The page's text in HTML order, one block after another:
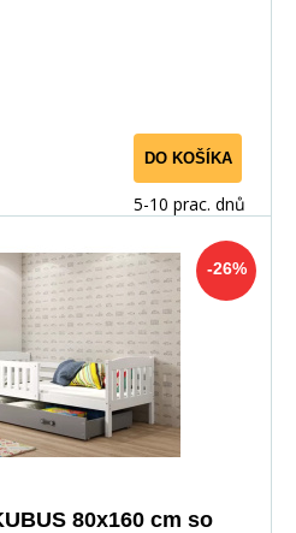
DO KOŠÍKA
5-10 prac. dnů
-26%
80x160 cm so